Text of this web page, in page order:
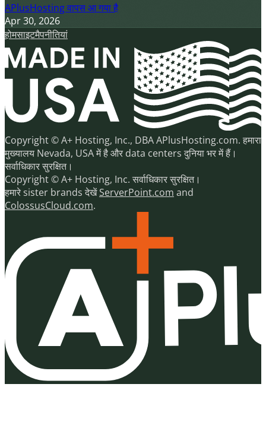
APlusHosting वापस आ गया है
Apr 30, 2026
होमसाइटमैपनीतियां
Copyright © A+ Hosting, Inc., DBA APlusHosting.com. हमारा
मुख्यालय Nevada, USA में है और data centers दुनिया भर में हैं।
सर्वाधिकार सुरक्षित।
Copyright © A+ Hosting, Inc. सर्वाधिकार सुरक्षित।
हमारे sister brands देखेंServerPoint.com and
ColossusCloud.com.